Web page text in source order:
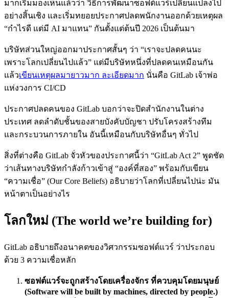
มากเริ่มมองเห็นแล้วว่า วิธีการพัฒนาซอฟต์แวร์เปลี่ยนแปลงไป
อย่างสิ้นเชิง และเริ่มทยอยประกาศปลดพนักงานออกด้วยเหตุผล
“กำไรดี แต่มี AI มาแทน” กันตั้งแต่ต้นปี 2026 เป็นต้นมา
บริษัทส่วนใหญ่ออกมาประกาศสั้นๆ ว่า “เราจะปลดคนนะ
เพราะโลกเปลี่ยนไปแล้ว” แต่มีบริษัทหนึ่งที่ปลดคนเหมือนกัน
แล้วเขียนเหตุผลมายาวมาก ละเอียดมาก นั่นคือ GitLab เจ้าพ่อ
แห่งวงการ CI/CD
ประกาศปลดคนของ GitLab บอกว่าจะปิดสำนักงานในต่าง
ประเทศ ลดลำดับชั้นของสายบังคับบัญชา ปรับโครงสร้างทีม
และกระบวนการภายใน อันนี้เหมือนกับบริษัทอื่นๆ ทั่วไป
สิ่งที่ต่างคือ GitLab จั่วหัวของประกาศนี้ว่า “GitLab Act 2” พูดชัด
ว่าเส้นทางบริษัทกำลังก้าวเข้าสู่ “องค์ที่สอง” พร้อมกับเขียน
“ความเชื่อ” (Our Core Beliefs) อธิบายว่าโลกที่เปลี่ยนไปน่ะ มัน
หน้าตาเป็นอย่างไร
โลกใหม่ (The world we’re building for)
GitLab อธิบายถึงอนาคตของวิศวกรรมซอฟต์แวร์ ว่าประกอบ
ด้วย 3 ความเชื่อหลัก
ซอฟต์แวร์จะถูกสร้างโดยเครื่องจักร ที่ควบคุมโดยมนุษย์
(Software will be built by machines, directed by people.)